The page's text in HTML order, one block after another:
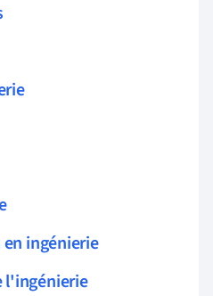
ingénierie
l'ingénierie